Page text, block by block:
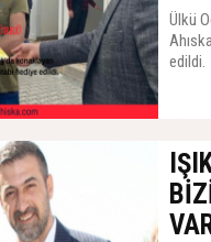
Ülkü
edildi.